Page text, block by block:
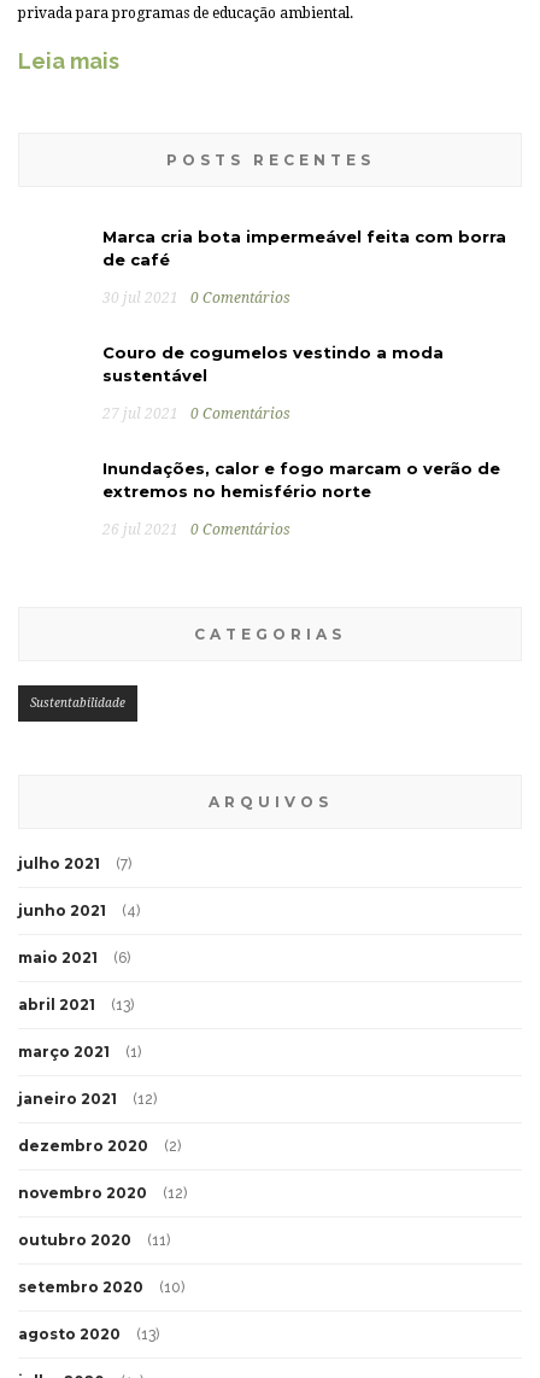
privada para programas de educação ambiental.
Leia mais
POSTS RECENTES
Marca cria bota impermeável feita com borra
de café
30 jul 2021 0 Comentários
Couro de cogumelos vestindo a moda
sustentável
27 jul 2021 0 Comentários
Inundações, calor e fogo marcam o verão de
extremos no hemisfério norte
26 jul 2021 0 Comentários
CATEGORIAS
Sustentabilidade
ARQUIVOS
julho 2021 (7)
junho 2021 (4)
maio 2021 (6)
abril 2021 (13)
março 2021 (1)
janeiro 2021 (12)
dezembro 2020 (2)
novembro 2020 (12)
outubro 2020 (11)
setembro 2020 (10)
agosto 2020 (13)